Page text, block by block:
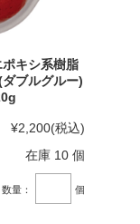
キシ系樹脂
ブルグルー)
¥2,200(税込)
在庫 10 個
数量： 個